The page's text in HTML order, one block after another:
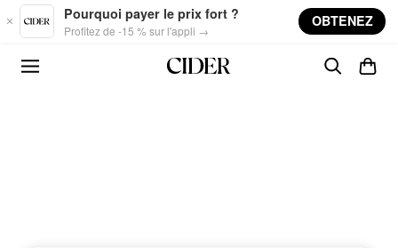
Skip to main content
Pourquoi payer le prix fort ?
Profitez de -15 % sur l'appli →
OBTENEZ